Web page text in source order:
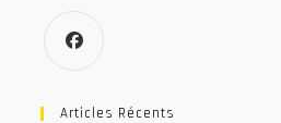
dansArticles Récents